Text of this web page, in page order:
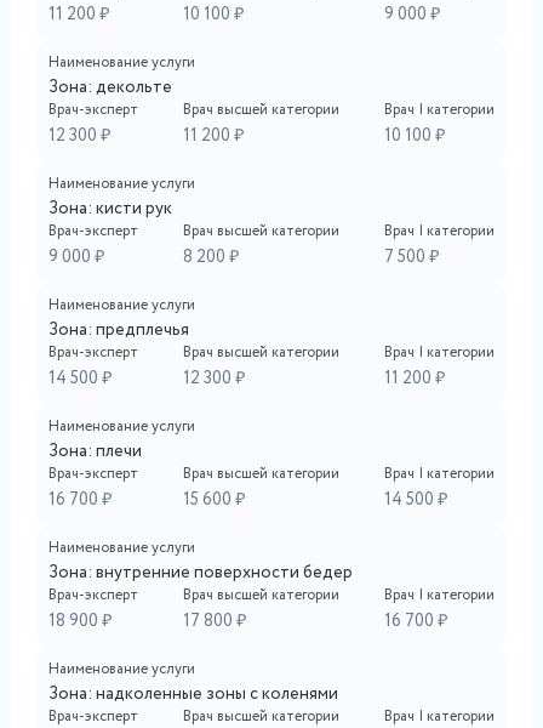
11 200 ₽ 10 100 ₽ 9 000 ₽
Наименование услуги
Зона: декольте
Врач-эксперт
12 300 ₽
Врач высшей категории
11 200 ₽
Врач I категории
10 100 ₽
Наименование услуги
Зона: кисти рук
Врач-эксперт
9 000 ₽
Врач высшей категории
8 200 ₽
Врач I категории
7 500 ₽
Наименование услуги
Зона: предплечья
Врач-эксперт
14 500 ₽
Врач высшей категории
12 300 ₽
Врач I категории
11 200 ₽
Наименование услуги
Зона: плечи
Врач-эксперт
16 700 ₽
Врач высшей категории
15 600 ₽
Врач I категории
14 500 ₽
Наименование услуги
Зона: внутренние поверхности бедер
Врач-эксперт
18 900 ₽
Врач высшей категории
17 800 ₽
Врач I категории
16 700 ₽
Наименование услуги
Зона: надколенные зоны с коленями
Врач-эксперт Врач высшей категории Врач I категории